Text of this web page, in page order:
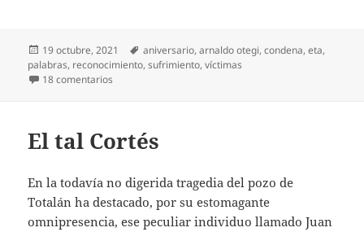
Publicado
el
19 octubre, 2021 Etiquetas
aniversario,arnaldo otegi,condena,eta,
palabras, reconocimiento,sufrimiento,víctimas
18 comentarios
El tal Cortés
En la todavía no digerida tragedia del pozo de
Totalán ha destacado, por su estomagante
omnipresencia, ese peculiar individuo llamado Juan